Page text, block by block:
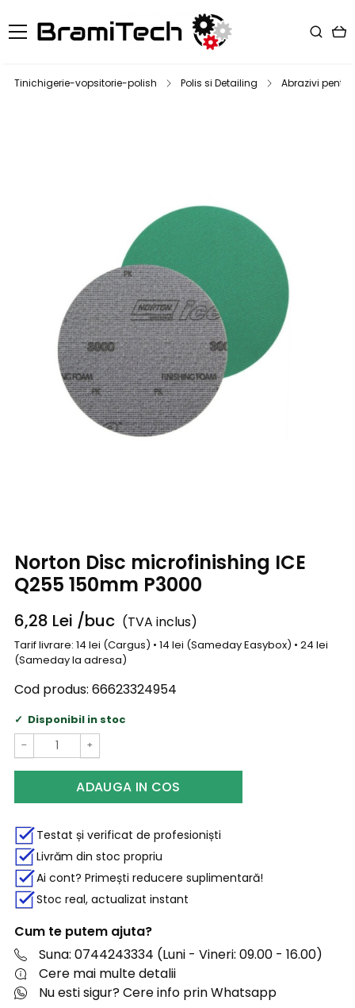
Tinichigerie-vopsitorie-polish Polis si Detailing Abrazivi
Norton Disc microfinishing ICE
Q255 150mm P3000
6,28 Lei /buc (TVA inclus)
Tarif livrare: 14 lei (Cargus) • 14 lei (Sameday Easybox) • 24 lei
(Sameday la adresa)
Cod produs: 66623324954
Disponibil in stoc
− +
ADAUGA IN COS
Testat și verificat de profesioniști
Livrăm din stoc propriu
Ai cont? Primești reducere suplimentară!
Stoc real, actualizat instant
Cum te putem ajuta?
Suna: 0744243334 (Luni - Vineri: 09.00 - 16.00)
Cere mai multe detalii
Nu esti sigur? Cere info prin Whatsapp